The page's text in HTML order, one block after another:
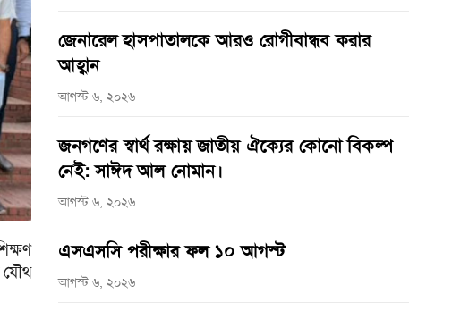
যৌথ
জেনারেল হাসপাতালকে আরও রোগীবান্ধব করার
আহ্বান
আগস্ট ৬, ২০২৬
জনগণের স্বার্থ রক্ষায় জাতীয় ঐক্যের কোনো বিকল্প
নেই: সাঈদ আল নোমান।
আগস্ট ৬, ২০২৬
এসএসসি পরীক্ষার ফল ১০ আগস্ট
আগস্ট ৬, ২০২৬